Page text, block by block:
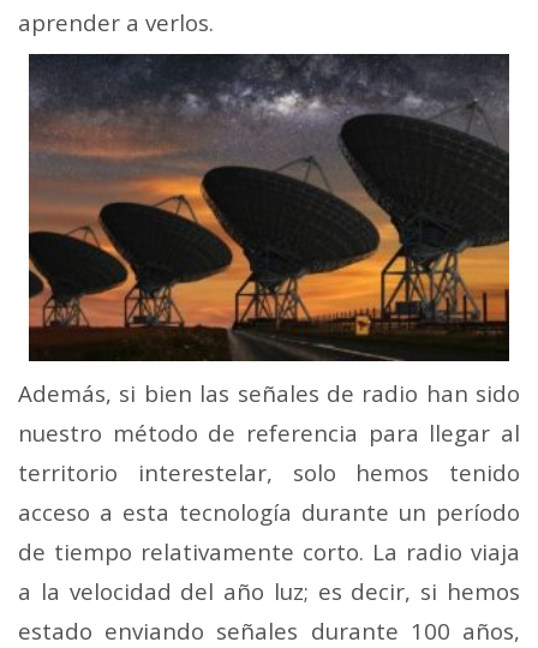
aprender a verlos.
Además, si bien las señales de radio han sido
nuestro método de referencia para llegar al
territorio interestelar, solo hemos tenido
acceso a esta tecnología durante un período
de tiempo relativamente corto. La radio viaja
a la velocidad del año luz; es decir, si hemos
estado enviando señales durante 100 años,